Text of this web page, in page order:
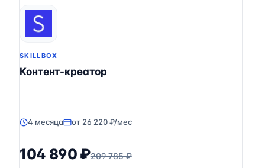
SKILLBOX
Контент-креатор
4 месяца от 26 220 ₽/мес
104 890 ₽209 785 ₽